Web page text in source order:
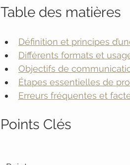
Table des matières
Définition et principes
Différents formats et
Objectifs de
Étapes essentielles de
Erreurs fréquentes et
Points Clés